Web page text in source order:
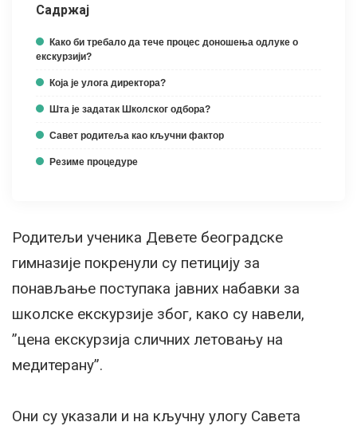
Садржај
Како би требало да тече процес доношења одлуке о
екскурзији?
Која је улога директора?
Шта је задатак Школског одбора?
Савет родитеља као кључни фактор
Резиме процедуре
Родитељи ученика Девете београдске
гимназије покренули су петицију за
понављање поступака јавних набавки за
школске екскурзије због, како су навели,
”цена екскурзија сличних летовању на
медитерану”.
Они су указали и на кључну улогу Савета